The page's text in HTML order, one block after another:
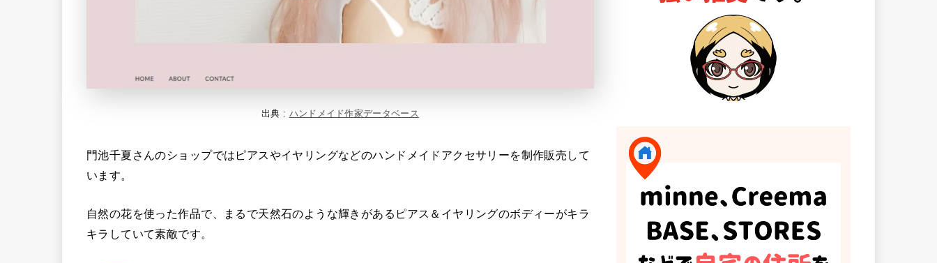
出典 : ハンドメイド作家データベース
門池千夏さんのショップではピアスやイヤリングなどのハンドメイドアクセサリーを制作販売して
います。
自然の花を使った作品で、まるで天然石のような輝きがあるピアス＆イヤリングのボディーがキラ
キラしていて素敵です。